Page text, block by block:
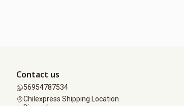
Contact us
56954787534
Chilexpress Shipping Location